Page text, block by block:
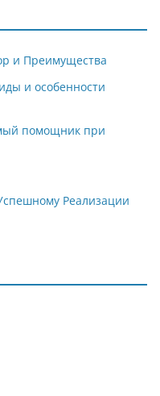
в
и
т
и Преимущества
и особенности
помощник при
Реализации